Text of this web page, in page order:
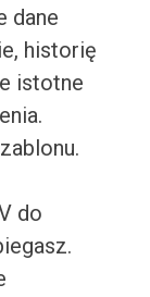
dane
historię
istotne
do